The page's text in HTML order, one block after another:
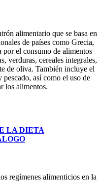
alimentario que se basa en
de países como Grecia,
por el consumo de alimentos
verduras, cereales integrales,
de oliva. También incluye el
así como el uso de
los alimentos.
LA DIETA
regímenes alimenticios en la